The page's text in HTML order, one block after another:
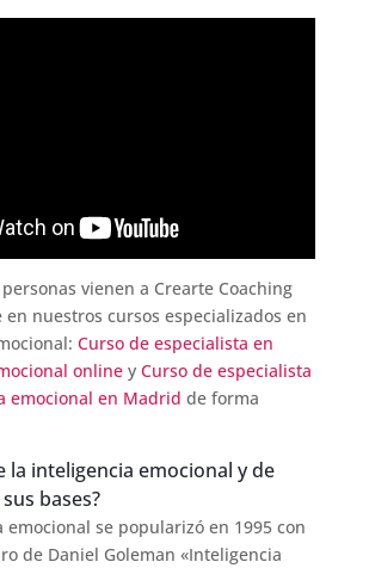
vienen a Crearte Coaching
nuestros cursos especializados en
Curso de especialista en
onliney Curso de especialista
emocional en Madrid de forma
la inteligencia emocional y de
bases?
emocional se popularizó en 1995 con
de Daniel Goleman «Inteligencia